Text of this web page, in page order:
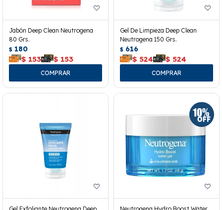
Jabón Deep Clean Neutrogena
80 Grs.
$ 180
$ 153 $ 153
Gel De Limpieza Deep Clean
Neutrogena 150 Grs.
$ 616
$ 524 $ 524